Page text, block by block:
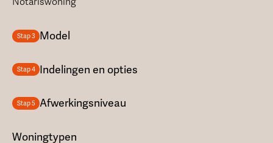
Stap 3 Model
Stap 4 Indelingen en opties
Stap 5 Afwerkingsniveau
Woningtypen